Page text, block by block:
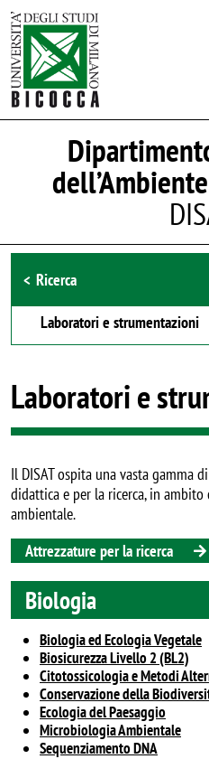
Browse the section
Ricerca
Laboratori e strumentazioni
Laboratori e
Il DISAT ospita una vasta gamma
didattica e per la ricerca, in
ambientale.
Attrezzature per la ricerca
Biologia
Biologia ed Ecologia Vegetale
Biosicurezza Livello 2 (BL2)
Citotossicologia e Metodi
Conservazione della
Ecologia del Paesaggio
Microbiologia Ambientale
Sequenziamento DNA